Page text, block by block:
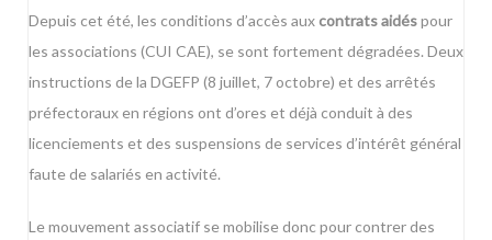
Depuis cet été, les conditions d’accès aux contrats aidéspour
les associations (CUI CAE), se sont fortement dégradées. Deux
instructions de la DGEFP (8 juillet, 7 octobre) et des arrêtés
préfectoraux en régions ont d’ores et déjà conduit à des
licenciements et des suspensions de services d’intérêt général
faute de salariés en activité.
Le mouvement associatif se mobilise donc pour contrer des